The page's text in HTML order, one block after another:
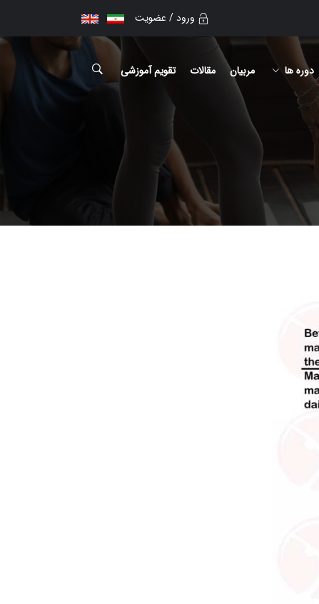
ورود / عضویت
دوره ها مربیان مقالات تقویم آموزشی